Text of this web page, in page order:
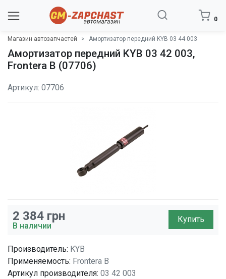
0
Магазин автозапчастей Амортизатор передний KYB 03 44 003
Амортизатор передний KYB 03 42 003,
Frontera B (07706)
Артикул: 07706
2 384 грн
В наличии
Купить
Производитель: KYB
Применяемость: Frontera B
Артикул производителя: 03 42 003